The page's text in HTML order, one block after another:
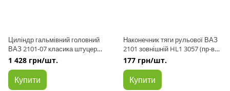
Циліндр гальмівний головний
ВАЗ 2101-07 класика штуцер
прямо (пр-во АвтоВАЗ)
1 428 грн/шт.
Купити
Наконечник тяги рульової ВАЗ
2101 зовнішній HL1 3057 (пр-во
HERZOG)
177 грн/шт.
Купити